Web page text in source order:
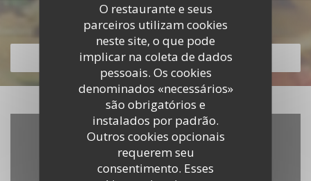
O restaurante e seus
parceiros utilizam cookies
neste site, o que pode
implicar na coleta de dados
pessoais. Os cookies
denominados «necessários»
são obrigatórios e
instalados por padrão.
Outros cookies opcionais
requerem seu
consentimento. Esses
Descubra o nosso menu
DESCUBRA O NOSSO MENU